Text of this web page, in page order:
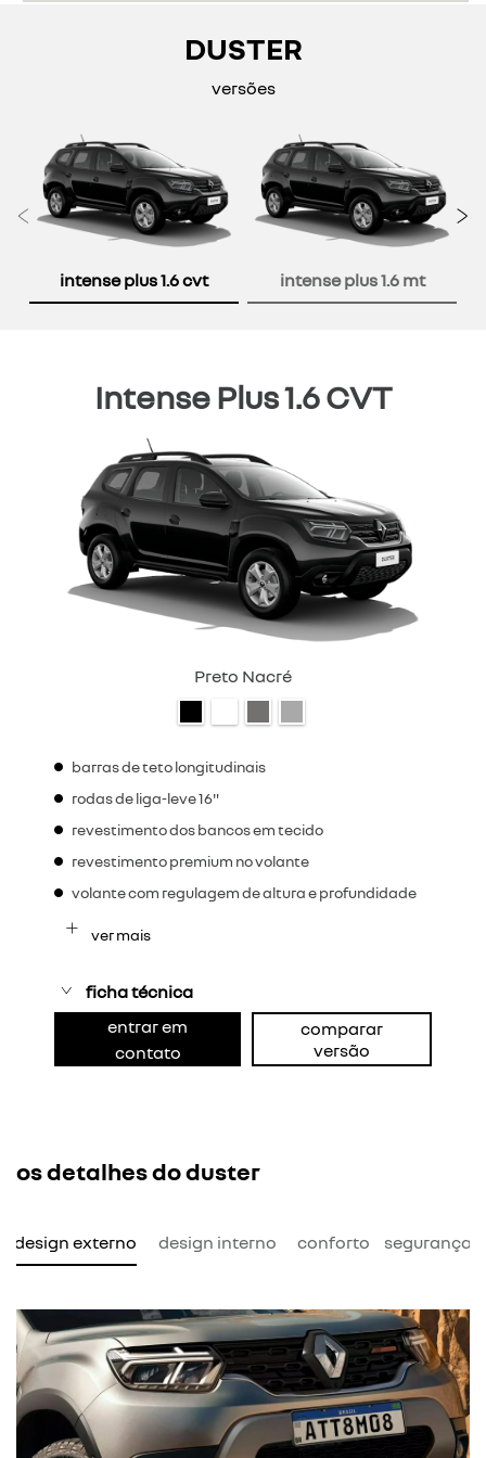
DUSTER
versões
intense plus 1.6 cvt intense plus 1.6 mt
Anterior
Intense Plus 1.6 CVT
Preto Nacré
barras de teto longitudinais
rodas de liga-leve 16"
revestimento dos bancos em tecido
revestimento premium no volante
volante com regulagem de altura e profundidade
ver mais
ficha técnica
entrar em
contato
comparar
versão
os detalhes do duster
design externo design interno conforto segurança